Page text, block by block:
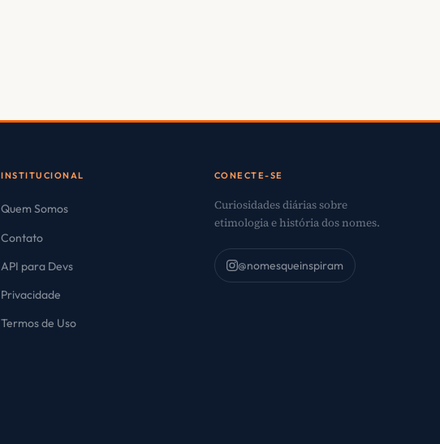
INSTITUCIONAL
Quem Somos
Contato
API para Devs
Privacidade
Termos de Uso
CONECTE-SE
Curiosidades diárias sobre
etimologia e história dos nomes.
@nomesqueinspiram